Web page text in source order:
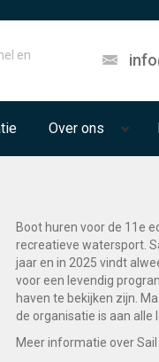
en
Over ons
Boot huren voor de 11e
recreatieve watersport.
jaar en in 2025 vindt
voor een levendig
haven te bekijken zijn.
de organisatie is aan alle
Meer informatie over Sail